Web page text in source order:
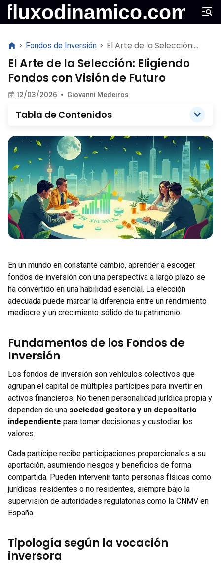
> Fondos de Inversión > El Arte de la Selección:
Eligiendo Fondos con Visión
de Futuro
El Arte de la Selección: Eligiendo
Fondos con Visión de Futuro
12/03/2026 • Giovanni Medeiros
Tabla de Contenidos
En un mundo en constante cambio, aprender a escoger
fondos de inversión con una perspectiva a largo plazo se
ha convertido en una habilidad esencial. La elección
adecuada puede marcar la diferencia entre un rendimiento
mediocre y un crecimiento sólido de tu patrimonio.
Fundamentos de los Fondos de
Inversión
Los fondos de inversión son vehículos colectivos que
agrupan el capital de múltiples partícipes para invertir en
activos financieros. No tienen personalidad jurídica propia y
dependen de una sociedad gestora y un depositario
independiente para tomar decisiones y custodiar los
valores.
Cada partícipe recibe participaciones proporcionales a su
aportación, asumiendo riesgos y beneficios de forma
compartida. Pueden intervenir tanto personas físicas como
jurídicas, residentes o no residentes, siempre bajo la
supervisión de autoridades regulatorias como la CNMV en
España.
Tipología según la vocación
inversora